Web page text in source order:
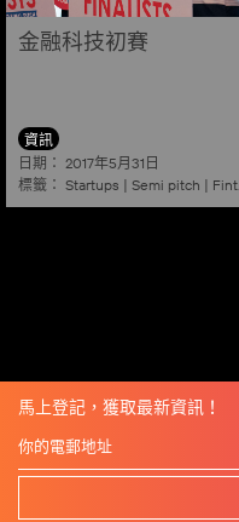
金融科技初賽
資訊
日期： 2017年5月31日
標籤： Startups | Semi pitch | Fintech
馬上登記，獲取最新資訊！